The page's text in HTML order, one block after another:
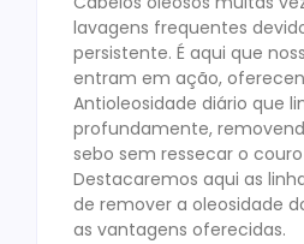
lavagens frequentes
persistente. É aqui que
entram em ação,
Antioleosidade diário que
profundamente,
sebo sem ressecar o
Destacaremos aqui as
de remover a oleosidade
as vantagens oferecidas.